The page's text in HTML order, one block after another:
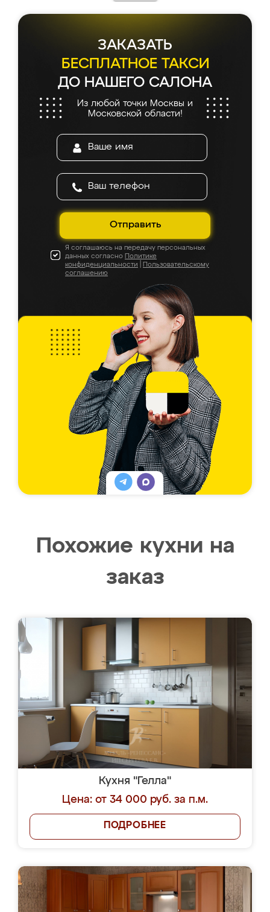
ЗАКАЗАТЬ
БЕСПЛАТНОЕ ТАКСИ
ДО НАШЕГО САЛОНА
Из любой точки Москвы и
Московской области!
Отправить
Я соглашаюсь на передачу персональных
данных согласно Политике
конфиденциальности
Пользовательскому
соглашению
Похожие кухни на
заказ
Кухня "Гелла"
Цена: от 34 000 руб. за п.м.
ПОДРОБНЕЕ